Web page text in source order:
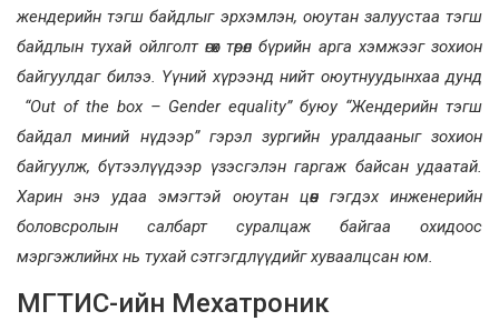
жендерийн тэгш байдлыг эрхэмлэн, оюутан залуустаа тэгш
байдлын тухай ойлголт өгөх төрөл бүрийн арга хэмжээг зохион
байгуулдаг билээ. Үүний хүрээнд нийт оюутнуудынхаа дунд
“Out of the box – Gender equality” буюу “Жендерийн тэгш
байдал миний нүдээр” гэрэл зургийн уралдааныг зохион
байгуулж, бүтээлүүдээр үзэсгэлэн гаргаж байсан удаатай.
Харин энэ удаа эмэгтэй оюутан цөөн гэгдэх инженерийн
боловсролын салбарт суралцаж байгаа охидоос
мэргэжлийнх нь тухай сэтгэгдлүүдийг хуваалцсан юм.
МГТИС-ийн Мехатроник